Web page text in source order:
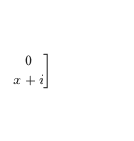
0
𝑥 +𝑖
d )